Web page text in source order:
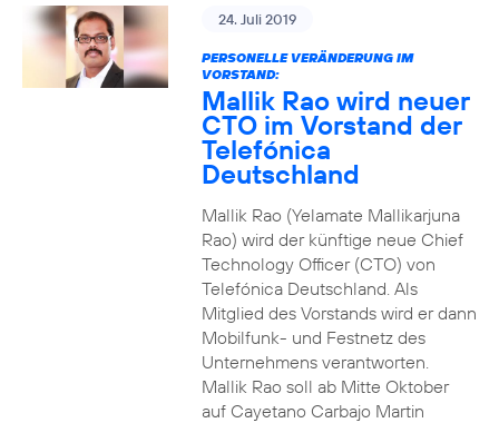
24. Juli 2019
PERSONELLE VERÄNDERUNG IM
VORSTAND:
Mallik Rao wird neuer
CTO im Vorstand der
Telefónica
Deutschland
Mallik Rao (Yelamate Mallikarjuna
Rao) wird der künftige neue Chief
Technology Officer (CTO) von
Telefónica Deutschland. Als
Mitglied des Vorstands wird er dann
Mobilfunk- und Festnetz des
Unternehmens verantworten.
Mallik Rao soll ab Mitte Oktober
auf Cayetano Carbajo Martin